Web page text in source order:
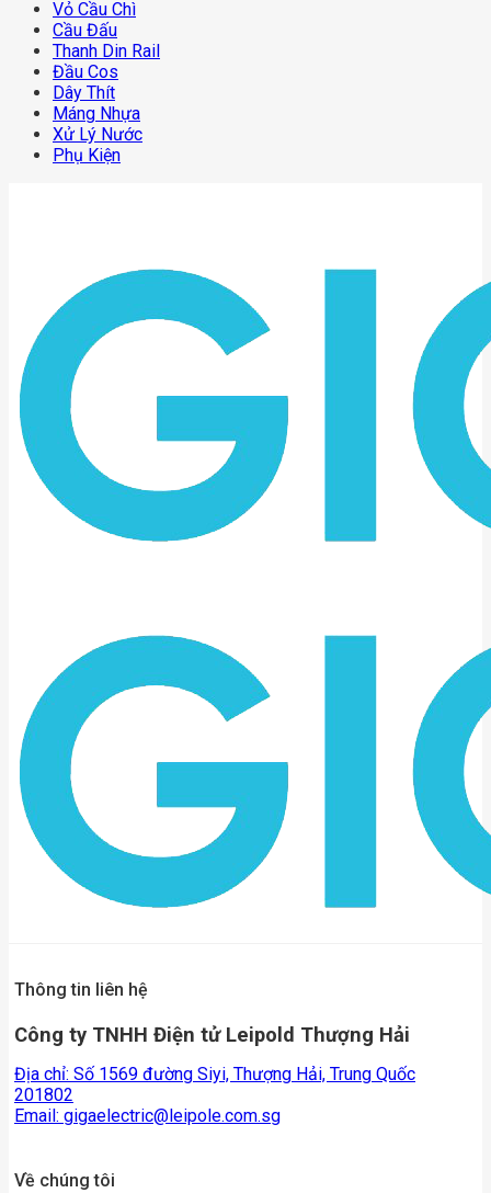
Vỏ Cầu Chì
Cầu Đấu
Thanh Din Rail
Đầu Cos
Dây Thít
Máng Nhựa
Xử Lý Nước
Phụ Kiện
Thông tin liên hệ
Công ty TNHH Điện tử Leipold Thượng Hải
Địa chỉ: Số 1569 đường Siyi, Thượng Hải, Trung Quốc
201802
Email: gigaelectric@leipole.com.sg
Về chúng tôi